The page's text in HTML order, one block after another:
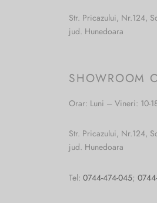
Str. Pricazului, Nr.124,
jud. Hunedoara
SHOWROOM
Orar: Luni – Vineri: 10-
Str. Pricazului, Nr.124,
jud. Hunedoara
Tel: 0744-474-045;